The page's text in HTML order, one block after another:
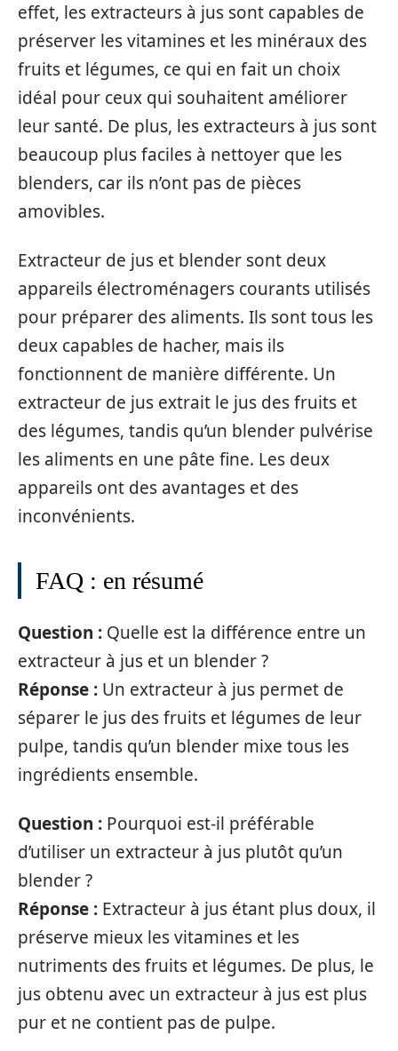
effet, les extracteurs à jus sont capables de
préserver les vitamines et les minéraux des
fruits et légumes, ce qui en fait un choix
idéal pour ceux qui souhaitent améliorer
leur santé. De plus, les extracteurs à jus sont
beaucoup plus faciles à nettoyer que les
blenders, car ils n’ont pas de pièces
amovibles.
Extracteur de jus et blender sont deux
appareils électroménagers courants utilisés
pour préparer des aliments. Ils sont tous les
deux capables de hacher, mais ils
fonctionnent de manière différente. Un
extracteur de jus extrait le jus des fruits et
des légumes, tandis qu’un blender pulvérise
les aliments en une pâte fine. Les deux
appareils ont des avantages et des
inconvénients.
FAQ : en résumé
Question : Quelle est la différence entre un
extracteur à jus et un blender ?
Réponse : Un extracteur à jus permet de
séparer le jus des fruits et légumes de leur
pulpe, tandis qu’un blender mixe tous les
ingrédients ensemble.
Question : Pourquoi est-il préférable
d’utiliser un extracteur à jus plutôt qu’un
blender ?
Réponse : Extracteur à jus étant plus doux, il
préserve mieux les vitamines et les
nutriments des fruits et légumes. De plus, le
jus obtenu avec un extracteur à jus est plus
pur et ne contient pas de pulpe.